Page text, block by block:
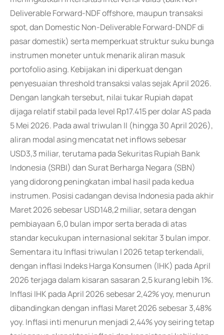
Deliverable Forward-NDF offshore, maupun transaksi
spot, dan Domestic Non-Deliverable Forward-DNDF di
pasar domestik) serta memperkuat struktur suku bunga
instrumen moneter untuk menarik aliran masuk
portofolio asing. Kebijakan ini diperkuat dengan
penyesuaian threshold transaksi valas sejak April 2026.
Dengan langkah tersebut, nilai tukar Rupiah dapat
dijaga relatif stabil pada level Rp17.415 per dolar AS pada
5 Mei 2026. Pada awal triwulan II (hingga 30 April 2026),
aliran modal asing mencatat net inflows sebesar
USD3,3 miliar, terutama pada Sekuritas Rupiah Bank
Indonesia (SRBI) dan Surat Berharga Negara (SBN)
yang didorong peningkatan imbal hasil pada kedua
instrumen. Posisi cadangan devisa Indonesia pada akhir
Maret 2026 sebesar USD148,2 miliar, setara dengan
pembiayaan 6,0 bulan impor serta berada di atas
standar kecukupan internasional sekitar 3 bulan impor.
Sementara itu Inflasi triwulan I 2026 tetap terkendali,
dengan inflasi Indeks Harga Konsumen (IHK) pada April
2026 terjaga dalam kisaran sasaran 2,5 kurang lebih 1%.
Inflasi IHK pada April 2026 sebesar 2,42% yoy, menurun
dibandingkan dengan inflasi Maret 2026 sebesar 3,48%
yoy. Inflasi inti menurun menjadi 2,44% yoy seiring tetap